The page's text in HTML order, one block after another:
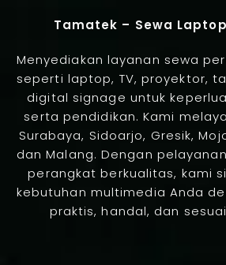
Tamatek – Sewa
Menyediakan layanan sewa
seperti laptop, TV, proyektor,
digital signage untuk
serta pendidikan. Kami
Surabaya, Sidoarjo, Gresik,
dan Malang. Dengan
perangkat berkualitas, kami
kebutuhan multimedia Anda
praktis, handal, dan